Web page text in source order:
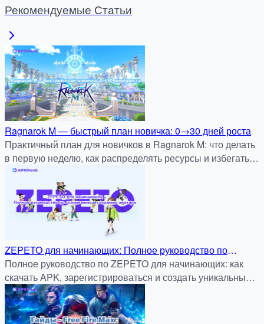
Рекомендуемые Статьи
Ragnarok M — быстрый план новичка: 0→30 дней роста
Практичный план для новичков в Ragnarok M: что делать
в первую неделю, как распределять ресурсы и избегать
ненужных трат.
ZEPETO для начинающих: Полное руководство по
скачиванию и созданию аватара
Полное руководство по ZEPETO для начинающих: как
скачать APK, зарегистрироваться и создать уникальный
3D-аватар. Скачать безопасно на APKDock.